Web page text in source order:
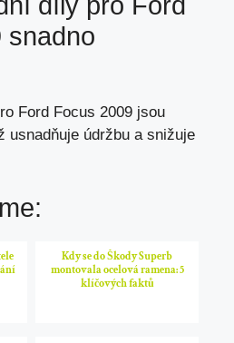
díly pro Ford
snadno
Ford Focus 2009 jsou
usnadňuje údržbu a snižuje
Kdy se do Škody Superb
montovala ocelová ramena: 5
klíčových faktů